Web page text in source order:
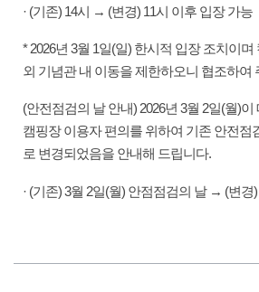
· (기존) 14시 → (변경) 11시 이후 입장 가능
* 2026년 3월 1일(일) 한시적 입장 조치이
외 기념관 내 이동을 제한하오니 협조하여
(안전점검의 날 안내) 2026년 3월 2일(월)
캠핑장 이용자 편의를 위하여 기존 안전점
로 변경되었음을 안내해 드립니다.
· (기존) 3월 2일(월) 안점점검의 날 → (변경